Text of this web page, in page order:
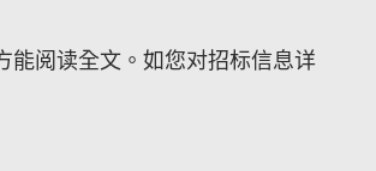
能阅读全文。如您对招标信息详